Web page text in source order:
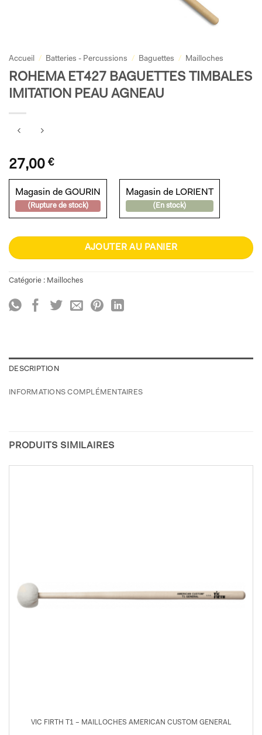
Accueil / Batteries - Percussions / Baguettes / Mailloches
ROHEMA ET427 BAGUETTES TIMBALES
IMITATION PEAU AGNEAU
27,00 €
Magasin de GOURIN
(Rupture de stock)
Magasin de LORIENT
(En stock)
AJOUTER AU PANIER
Catégorie : Mailloches
DESCRIPTION
INFORMATIONS COMPLÉMENTAIRES
PRODUITS SIMILAIRES
VIC FIRTH T1 – MAILLOCHES AMERICAN CUSTOM GENERAL